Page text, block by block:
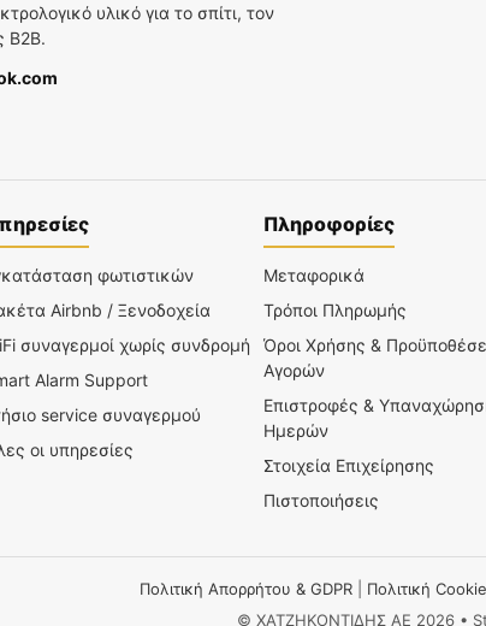
υλικό για το σπίτι, τον
B2B.
φωτιστικών
Airbnb / Ξενοδοχεία
συναγερμοί χωρίς συνδρομή
Alarm Support
service συναγερμού
οι υπηρεσίες
Πληροφορίες
Μεταφορικά
Τρόποι Πληρωμής
Όροι Χρήσης &
Αγορών
Επιστροφές &
Ημερών
Στοιχεία Επιχείρησης
Πιστοποιήσεις
Πολιτική Απορρήτου & GDPR Πολιτική
© ΧΑΤΖΗΚΟΝΤΙΔΗΣ ΑΕ 2026 •